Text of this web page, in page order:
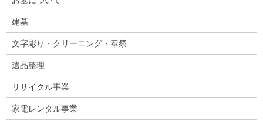
建墓
文字彫り・クリーニング・奉祭
遺品整理
リサイクル事業
家電レンタル事業